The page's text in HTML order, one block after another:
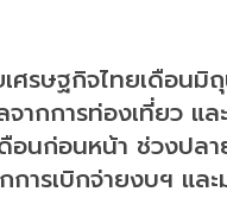
ศรษฐกิจไทยเดือนมิ
ากการท่องเที่ยว แล
ดือนก่อนหน้า ช่วงปล
ารเบิกจ่ายงบฯ และ